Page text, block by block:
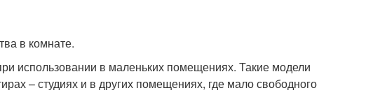
в комнате.
использовании в маленьких помещениях. Такие модели
– студиях и в других помещениях, где мало свободного